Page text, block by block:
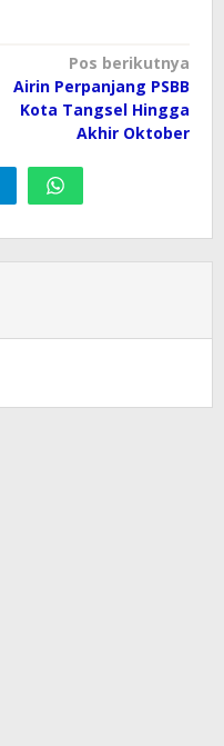
Pos berikutnya
Airin Perpanjang PSBB
Kota Tangsel Hingga
Akhir Oktober